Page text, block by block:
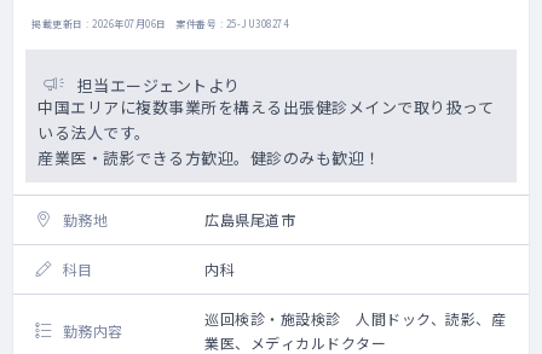
掲載更新日 : 2026年07月06日 案件番号 : 25-JU308274
担当エージェントより
中国エリアに複数事業所を構える出張健診メインで取り扱って
いる法人です。
産業医・読影できる方歓迎。健診のみも歓迎！
勤務地 広島県尾道市
科目 内科
勤務内容
巡回検診・施設検診 人間ドック、読影、産
業医、メディカルドクター